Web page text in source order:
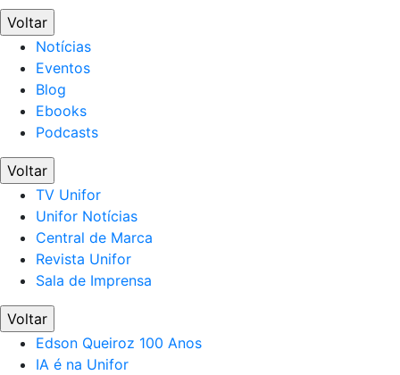
Voltar
Notícias
Eventos
Blog
Ebooks
Podcasts
Voltar
TV Unifor
Unifor Notícias
Central de Marca
Revista Unifor
Sala de Imprensa
Voltar
Edson Queiroz 100 Anos
IA é na Unifor